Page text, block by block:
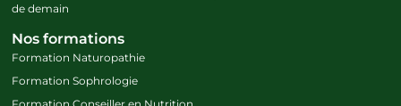
de demain
Nos formations
Formation Naturopathie
Formation Sophrologie